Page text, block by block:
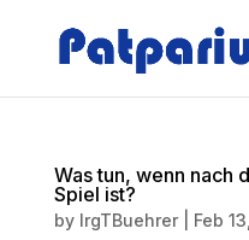
Was tun, wenn nach
Spiel ist?
by IrgTBuehrer| Feb